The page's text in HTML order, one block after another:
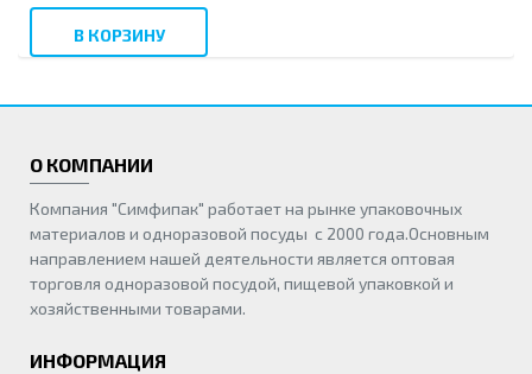
В КОРЗИНУ
О КОМПАНИИ
Компания "Симфипак" работает на рынке упаковочных
материалов и одноразовой посуды с 2000 года.Основным
направлением нашей деятельности является оптовая
торговля одноразовой посудой, пищевой упаковкой и
хозяйственными товарами.
ИНФОРМАЦИЯ